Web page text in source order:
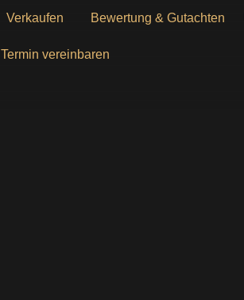
Verkaufen Bewertung & Gutachten
Termin vereinbaren